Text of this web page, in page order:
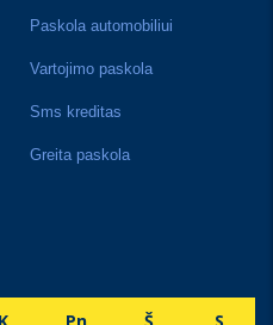
Paskola automobiliui
Vartojimo paskola
Sms kreditas
Greita paskola